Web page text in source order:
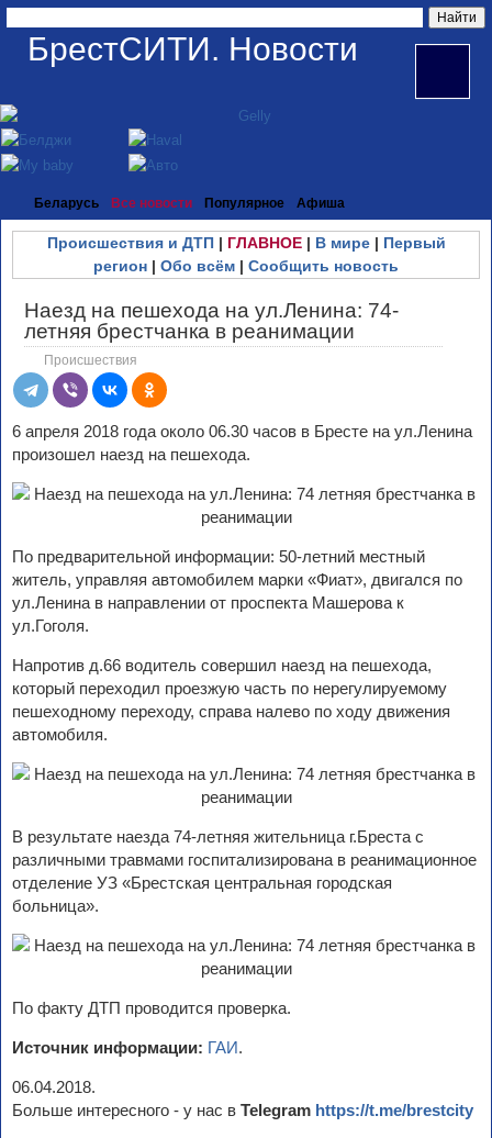
БрестСИТИ. Новости
Беларусь Все новости Популярное Афиша
Происшествия и ДТП| ГЛАВНОЕ| В мире| Первый
регион | Обо всём | Сообщить новость
Наезд на пешехода на ул.Ленина: 74-
летняя брестчанка в реанимации
Происшествия
6 апреля 2018 года около 06.30 часов в Бресте на ул.Ленина
произошел наезд на пешехода.
По предварительной информации: 50-летний местный
житель, управляя автомобилем марки «Фиат», двигался по
ул.Ленина в направлении от проспекта Машерова к
ул.Гоголя.
Напротив д.66 водитель совершил наезд на пешехода,
который переходил проезжую часть по нерегулируемому
пешеходному переходу, справа налево по ходу движения
автомобиля.
В результате наезда 74-летняя жительница г.Бреста с
различными травмами госпитализирована в реанимационное
отделение УЗ «Брестская центральная городская
больница».
По факту ДТП проводится проверка.
Источник информации: ГАИ.
06.04.2018.
Больше интересного - у нас в Telegram https://t.me/brestcity